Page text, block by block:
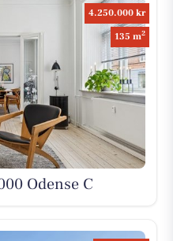
4.250.000 kr
135 m2
Odense C